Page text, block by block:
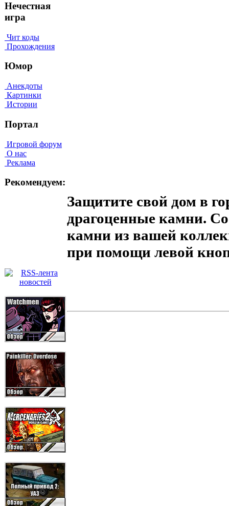
Нечестная
игра
Чит коды
Прохождения
Юмор
Анекдоты
Картинки
Истории
Портал
Игровой форум
О нас
Реклама
Рекомендуем:
Защитите свой дом в
драгоценные камни.
камни из вашей
при помощи левой